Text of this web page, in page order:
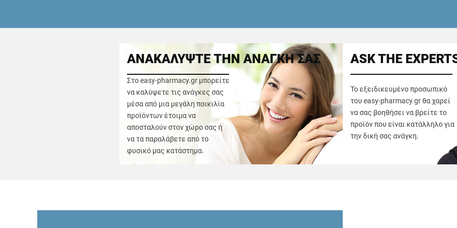
ΑΝΑΚΑΛΥΨΤΕ ΤΗΝ ΑΝΑΓΚΗ ΣΑΣ
Στο easy-pharmacy.gr μπορείτε
να καλύψετε τις ανάγκες σας
μέσα από μια μεγάλη ποικιλία
προϊόντων έτοιμα να
αποσταλούν στον χώρο σας ή
να τα παραλάβετε από το
φυσικό μας κατάστημα.
ASK THE
Το εξειδικευμένο προσωπικό
του easy-pharmacy.gr θα χαρεί
να σας βοηθήσει να βρείτε το
προϊόν που είναι κατάλληλο για
την δική σας ανάγκη.